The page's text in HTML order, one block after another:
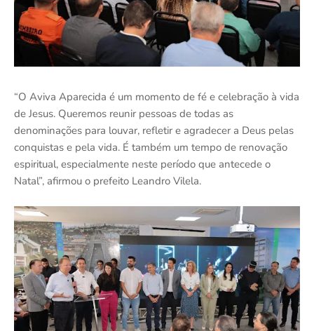
“O Aviva Aparecida é um momento de fé e celebração à vida
de Jesus. Queremos reunir pessoas de todas as
denominações para louvar, refletir e agradecer a Deus pelas
conquistas e pela vida. É também um tempo de renovação
espiritual, especialmente neste período que antecede o
Natal”, afirmou o prefeito Leandro Vilela.